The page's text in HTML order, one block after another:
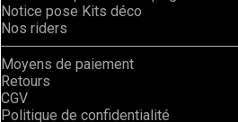
Notice pose Kits déco
Nos riders
Moyens de paiement
Retours
CGV
Politique de confidentialité